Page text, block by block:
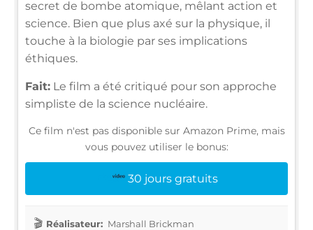
secret de bombe atomique, mêlant action et
science. Bien que plus axé sur la physique, il
touche à la biologie par ses implications
éthiques.
Fait: Le film a été critiqué pour son approche
simpliste de la science nucléaire.
Ce film n'est pas disponible sur Amazon Prime, mais
vous pouvez utiliser le bonus:
30 jours gratuits
Réalisateur: Marshall Brickman